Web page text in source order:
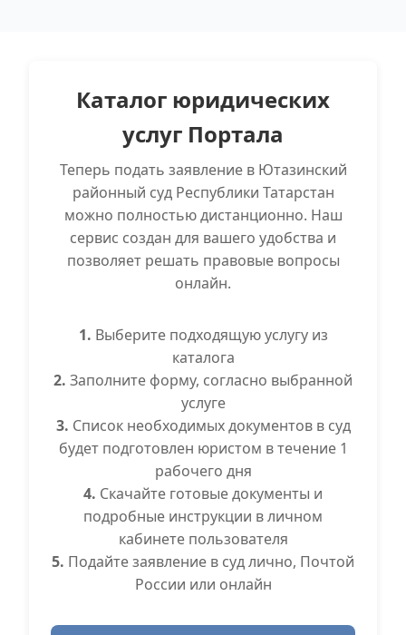
Каталог юридических
услуг Портала
Теперь подать заявление в Ютазинский
районный суд Республики Татарстан
можно полностью дистанционно. Наш
сервис создан для вашего удобства и
позволяет решать правовые вопросы
онлайн.
1. Выберите подходящую услугу из
каталога
2. Заполните форму, согласно выбранной
услуге
3. Список необходимых документов в суд
будет подготовлен юристом в течение 1
рабочего дня
4. Скачайте готовые документы и
подробные инструкции в личном
кабинете пользователя
5. Подайте заявление в суд лично, Почтой
России или онлайн